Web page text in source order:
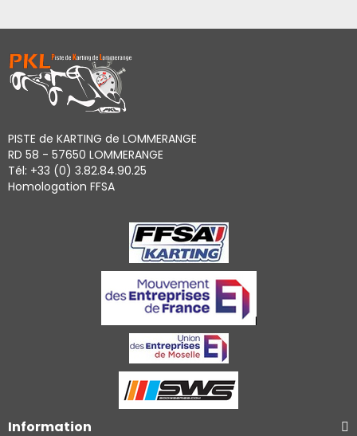
PISTE de KARTING de LOMMERANGE
RD 58 - 57650 LOMMERANGE
Tél: +33 (0) 3.82.84.90.25
Homologation FFSA
Information